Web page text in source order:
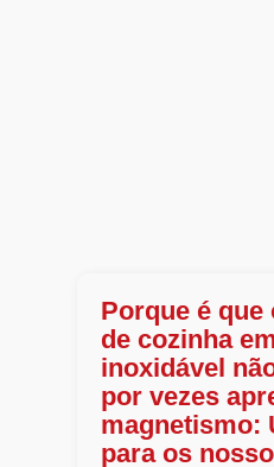
Porque é
de cozinha
inoxidável
por vezes
magnetismo:
para os